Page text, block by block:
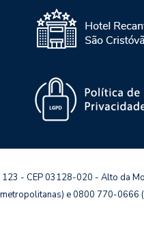
- CEP 03128-020 - Alto da
e 0800 770-0666